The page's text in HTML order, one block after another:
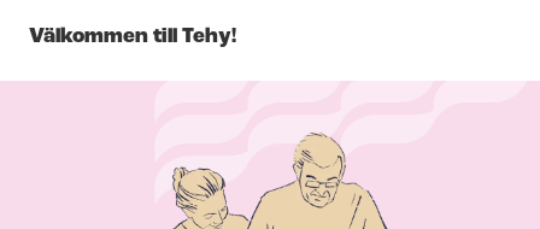
Välkommen till Tehy!